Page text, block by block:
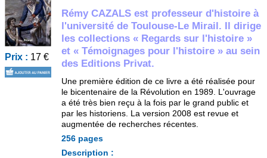
Prix : 17 €
Rémy CAZALS est professeur d'histoire à
l'université de Toulouse-Le Mirail. Il dirige
les collections « Regards sur l'histoire »
et « Témoignages pour l'histoire » au sein
des Editions Privat.
Une première édition de ce livre a été réalisée pour
le bicentenaire de la Révolution en 1989. L'ouvrage
a été très bien reçu à la fois par le grand public et
par les historiens. La version 2008 est revue et
augmentée de recherches récentes.
256 pages
Description :